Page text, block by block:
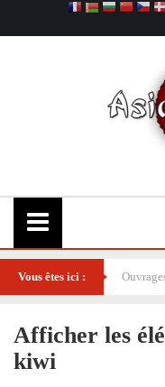
Vous êtes ici :
Afficher les
kiwi